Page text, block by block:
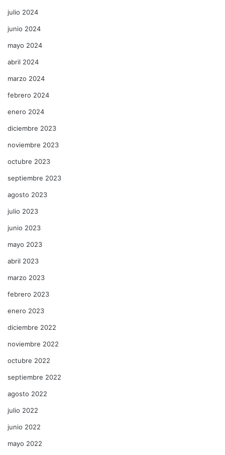
julio 2024
junio 2024
mayo 2024
abril 2024
marzo 2024
febrero 2024
enero 2024
diciembre 2023
noviembre 2023
octubre 2023
septiembre 2023
agosto 2023
julio 2023
junio 2023
mayo 2023
abril 2023
marzo 2023
febrero 2023
enero 2023
diciembre 2022
noviembre 2022
octubre 2022
septiembre 2022
agosto 2022
julio 2022
junio 2022
mayo 2022